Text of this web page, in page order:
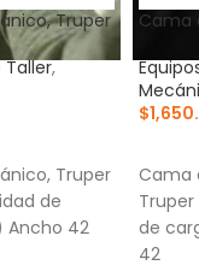
Truper
Taller,
Truper
de
Ancho 42
Cama
$
Cama
Truper
de
42